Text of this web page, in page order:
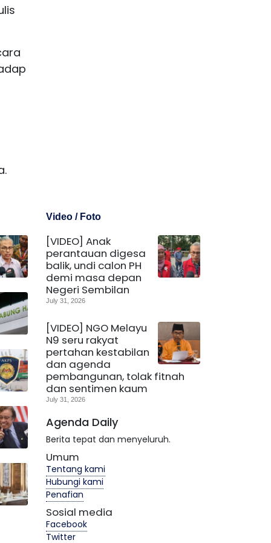
Video / Foto
[VIDEO] Anak
perantauan digesa
balik, undi calon PH
demi masa depan
Negeri Sembilan
July 31, 2026
[VIDEO] NGO Melayu
N9 seru rakyat
pertahan kestabilan
dan agenda
pembangunan, tolak fitnah
dan sentimen kaum
July 31, 2026
Agenda Daily
Berita tepat dan menyeluruh.
Umum
Tentang kami
Hubungi kami
Penafian
Sosial media
Facebook
Twitter